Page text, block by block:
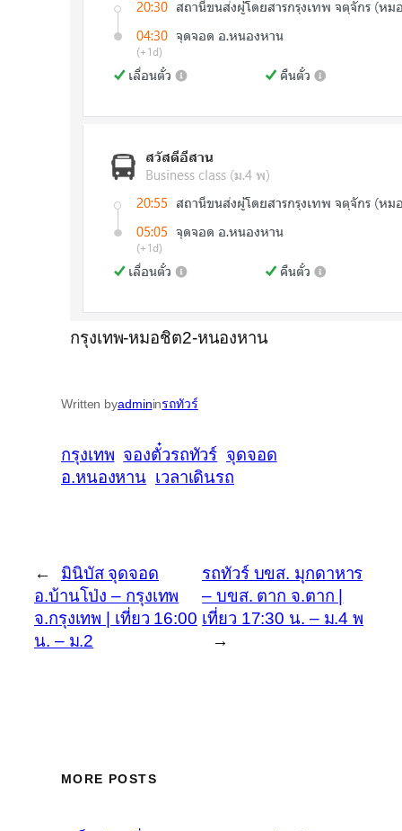
กรุงเทพ-หมอชิต2-หนองหาน
Written byadmininรถทัวร์
กรุงเทพ จองตั๋วรถทัวร์ จุดจอด
อ.หนองหาน เวลาเดินรถ
←
มินิบัส จุดจอด
อ.บ้านโป่ง – กรุงเทพ
จ.กรุงเทพ | เที่ยว 16:00
น. – ม.2
รถทัวร์ บขส. มุกดาหาร
– บขส. ตาก จ.ตาก |
เที่ยว 17:30 น. – ม.4 พ
→
MORE POSTS